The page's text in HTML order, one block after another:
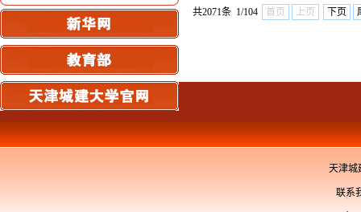
共2071条 1/104
首页 上页 下页
天津城
联系